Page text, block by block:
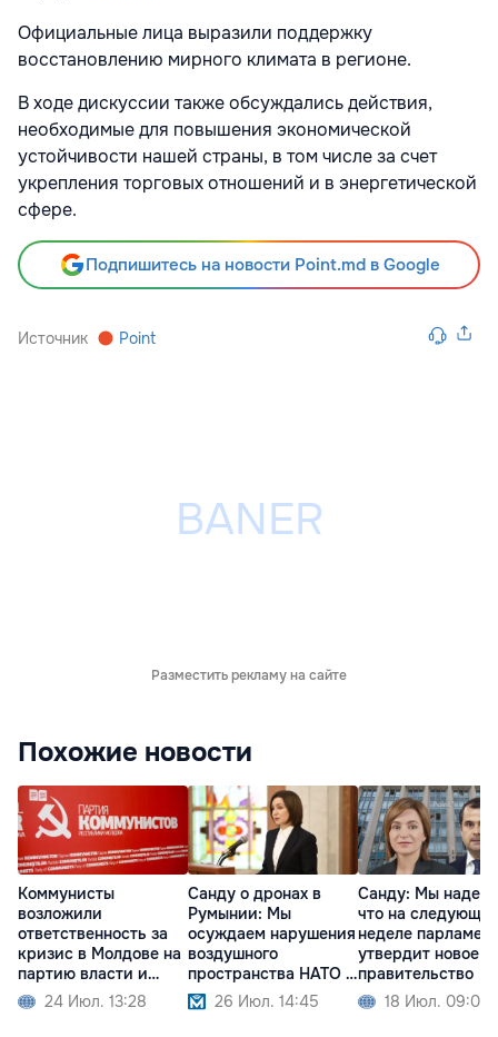
Официальные лица выразили поддержку
восстановлению мирного климата в регионе.
В ходе дискуссии также обсуждались действия,
необходимые для повышения экономической
устойчивости нашей страны, в том числе за счет
укрепления торговых отношений и в энергетической
сфере.
Подпишитесь на новости Point.md в Google
Источник Point
Разместить рекламу на сайте
Похожие новости
Коммунисты
возложили
ответственность за
кризис в Молдове на
партию власти и
Санду24 Июл. 13:28
Санду о дронах в
Румынии: Мы
осуждаем нарушения
воздушного
пространства НАТО и
ЕС 26 Июл. 14:45
Санду: Мы
что на
неделе парламент
утвердит новое
правительство
18 Июл. 09:02